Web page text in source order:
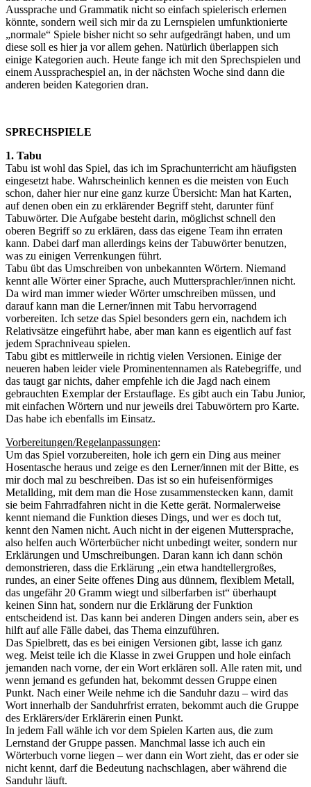
Aussprache und Grammatik nicht so einfach spielerisch erlernen
könnte, sondern weil sich mir da zu Lernspielen umfunktionierte
„normale“ Spiele bisher nicht so sehr aufgedrängt haben, und um
diese soll es hier ja vor allem gehen. Natürlich überlappen sich
einige Kategorien auch. Heute fange ich mit den Sprechspielen und
einem Aussprachespiel an, in der nächsten Woche sind dann die
anderen beiden Kategorien dran.
SPRECHSPIELE
1. Tabu
Tabu ist wohl das Spiel, das ich im Sprachunterricht am häufigsten
eingesetzt habe. Wahrscheinlich kennen es die meisten von Euch
schon, daher hier nur eine ganz kurze Übersicht: Man hat Karten,
auf denen oben ein zu erklärender Begriff steht, darunter fünf
Tabuwörter. Die Aufgabe besteht darin, möglichst schnell den
oberen Begriff so zu erklären, dass das eigene Team ihn erraten
kann. Dabei darf man allerdings keins der Tabuwörter benutzen,
was zu einigen Verrenkungen führt.
Tabu übt das Umschreiben von unbekannten Wörtern. Niemand
kennt alle Wörter einer Sprache, auch Muttersprachler/innen nicht.
Da wird man immer wieder Wörter umschreiben müssen, und
darauf kann man die Lerner/innen mit Tabu hervorragend
vorbereiten. Ich setze das Spiel besonders gern ein, nachdem ich
Relativsätze eingeführt habe, aber man kann es eigentlich auf fast
jedem Sprachniveau spielen.
Tabu gibt es mittlerweile in richtig vielen Versionen. Einige der
neueren haben leider viele Prominentennamen als Ratebegriffe, und
das taugt gar nichts, daher empfehle ich die Jagd nach einem
gebrauchten Exemplar der Erstauflage. Es gibt auch ein Tabu Junior,
mit einfachen Wörtern und nur jeweils drei Tabuwörtern pro Karte.
Das habe ich ebenfalls im Einsatz.
Vorbereitungen/Regelanpassungen:
Um das Spiel vorzubereiten, hole ich gern ein Ding aus meiner
Hosentasche heraus und zeige es den Lerner/innen mit der Bitte, es
mir doch mal zu beschreiben. Das ist so ein hufeisenförmiges
Metallding, mit dem man die Hose zusammenstecken kann, damit
sie beim Fahrradfahren nicht in die Kette gerät. Normalerweise
kennt niemand die Funktion dieses Dings, und wer es doch tut,
kennt den Namen nicht. Auch nicht in der eigenen Muttersprache,
also helfen auch Wörterbücher nicht unbedingt weiter, sondern nur
Erklärungen und Umschreibungen. Daran kann ich dann schön
demonstrieren, dass die Erklärung „ein etwa handtellergroßes,
rundes, an einer Seite offenes Ding aus dünnem, flexiblem Metall,
das ungefähr 20 Gramm wiegt und silberfarben ist“ überhaupt
keinen Sinn hat, sondern nur die Erklärung der Funktion
entscheidend ist. Das kann bei anderen Dingen anders sein, aber es
hilft auf alle Fälle dabei, das Thema einzuführen.
Das Spielbrett, das es bei einigen Versionen gibt, lasse ich ganz
weg. Meist teile ich die Klasse in zwei Gruppen und hole einfach
jemanden nach vorne, der ein Wort erklären soll. Alle raten mit, und
wenn jemand es gefunden hat, bekommt dessen Gruppe einen
Punkt. Nach einer Weile nehme ich die Sanduhr dazu – wird das
Wort innerhalb der Sanduhrfrist erraten, bekommt auch die Gruppe
des Erklärers/der Erklärerin einen Punkt.
In jedem Fall wähle ich vor dem Spielen Karten aus, die zum
Lernstand der Gruppe passen. Manchmal lasse ich auch ein
Wörterbuch vorne liegen – wer dann ein Wort zieht, das er oder sie
nicht kennt, darf die Bedeutung nachschlagen, aber während die
Sanduhr läuft.